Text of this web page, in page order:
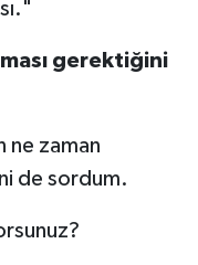
gerektiğini
ne zaman
de sordum.